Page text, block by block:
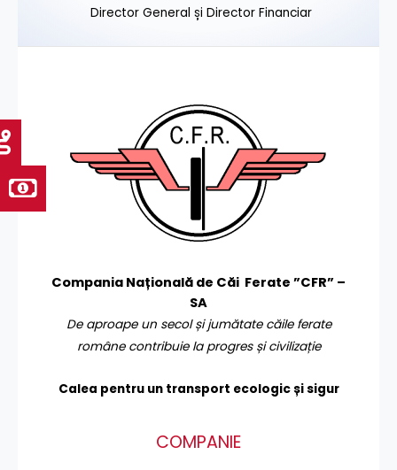
Director General și Director Financiar
Compania Națională de Căi Ferate ”CFR” –
SA
De aproape un secol și jumătate căile ferate
române contribuie la progres și civilizație
Calea pentru un transport ecologic și sigur
COMPANIE